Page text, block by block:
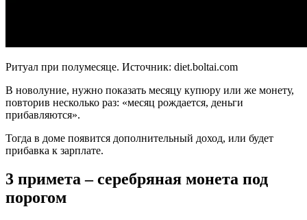
Ритуал при полумесяце. Источник: diet.boltai.com
В новолуние, нужно показать месяцу купюру или же монету,
повторив несколько раз: «месяц рождается, деньги
прибавляются».
Тогда в доме появится дополнительный доход, или будет
прибавка к зарплате.
3 примета – серебряная монета под
порогом